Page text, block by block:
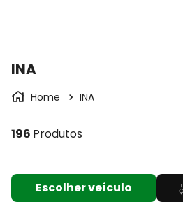
INA
INA
196 Produtos
Escolher veículo